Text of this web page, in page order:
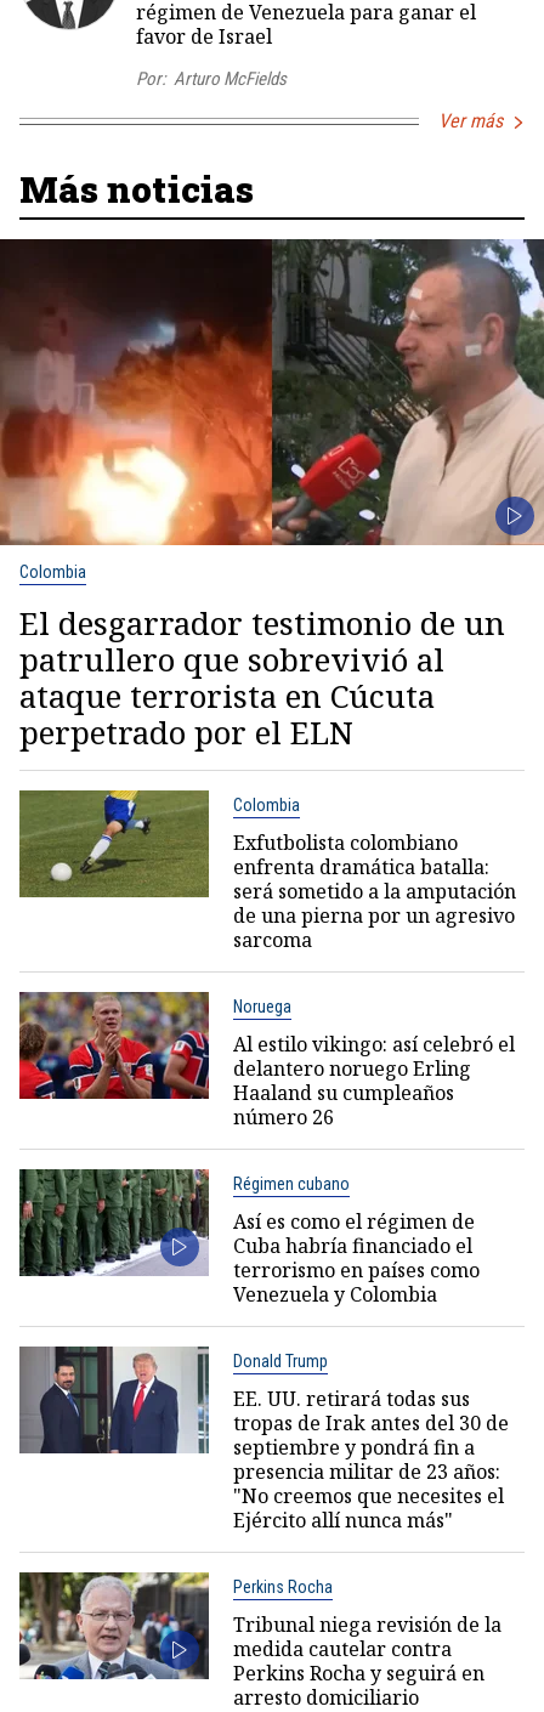
régimen de Venezuela para ganar el
favor de Israel
Por: Arturo McFields
Ver más
Más noticias
Colombia
El desgarrador testimonio de un
patrullero que sobrevivió al
ataque terrorista en Cúcuta
perpetrado por el ELN
Colombia
Exfutbolista colombiano
enfrenta dramática batalla:
será sometido a la amputación
de una pierna por un agresivo
sarcoma
Noruega
Al estilo vikingo: así celebró el
delantero noruego Erling
Haaland su cumpleaños
número 26
Régimen cubano
Así es como el régimen de
Cuba habría financiado el
terrorismo en países como
Venezuela y Colombia
Donald Trump
EE. UU. retirará todas sus
tropas de Irak antes del 30 de
septiembre y pondrá fin a
presencia militar de 23 años:
"No creemos que necesites el
Ejército allí nunca más"
Perkins Rocha
Tribunal niega revisión de la
medida cautelar contra
Perkins Rocha y seguirá en
arresto domiciliario